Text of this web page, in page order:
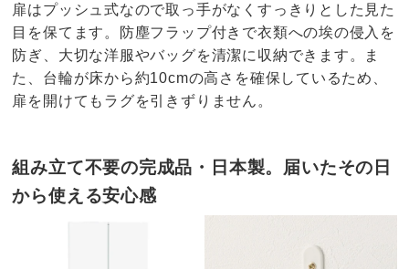
扉はプッシュ式なので取っ手がなくすっきりとした見た
目を保てます。防塵フラップ付きで衣類への埃の侵入を
防ぎ、大切な洋服やバッグを清潔に収納できます。ま
た、台輪が床から約10cmの高さを確保しているため、
扉を開けてもラグを引きずりません。
組み立て不要の完成品・日本製。届いたその日
から使える安心感